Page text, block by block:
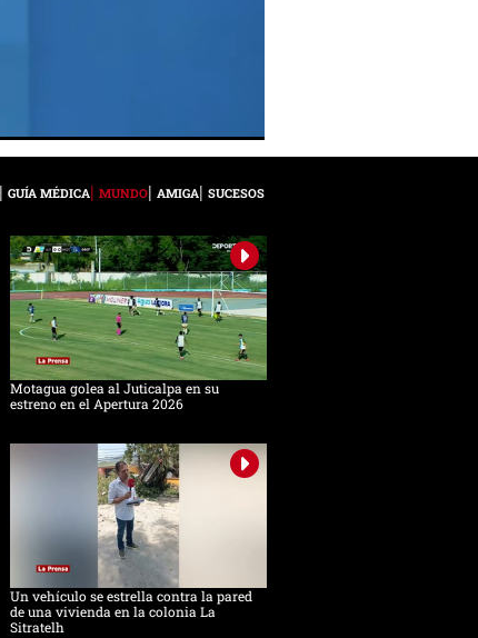
GUÍA MÉDICA MUNDO AMIGA SUCESOS
Motagua golea al Juticalpa en su
estreno en el Apertura 2026
Un vehículo se estrella contra la pared
de una vivienda en la colonia La
Sitratelh